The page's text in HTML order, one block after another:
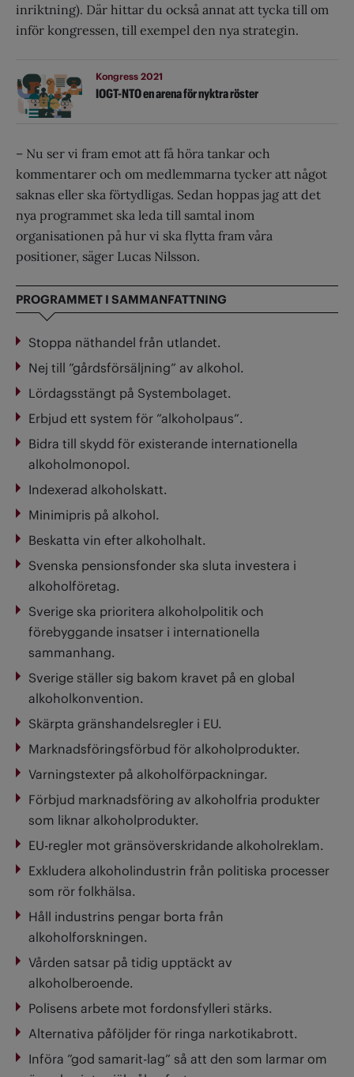
inriktning). Där hittar du också annat att tycka till om
inför kongressen, till exempel den nya strategin.
Kongress 2021
IOGT-NTO en arena för nyktra röster
– Nu ser vi fram emot att få höra tankar och
kommentarer och om medlemmarna tycker att något
saknas eller ska förtydligas. Sedan hoppas jag att det
nya programmet ska leda till samtal inom
organisationen på hur vi ska flytta fram våra
positioner, säger Lucas Nilsson.
PROGRAMMET I SAMMANFATTNING
Stoppa näthandel från utlandet.
Nej till ”gårdsförsäljning” av alkohol.
Lördagsstängt på Systembolaget.
Erbjud ett system för ”alkoholpaus”.
Bidra till skydd för existerande internationella
alkoholmonopol.
Indexerad alkoholskatt.
Minimipris på alkohol.
Beskatta vin efter alkoholhalt.
Svenska pensionsfonder ska sluta investera i
alkoholföretag.
Sverige ska prioritera alkoholpolitik och
förebyggande insatser i internationella
sammanhang.
Sverige ställer sig bakom kravet på en global
alkoholkonvention.
Skärpta gränshandelsregler i EU.
Marknadsföringsförbud för alkoholprodukter.
Varningstexter på alkoholförpackningar.
Förbjud marknadsföring av alkoholfria produkter
som liknar alkoholprodukter.
EU-regler mot gränsöverskridande alkoholreklam.
Exkludera alkoholindustrin från politiska processer
som rör folkhälsa.
Håll industrins pengar borta från
alkoholforskningen.
Vården satsar på tidig upptäckt av
alkoholberoende.
Polisens arbete mot fordonsfylleri stärks.
Alternativa påföljder för ringa narkotikabrott.
Införa ”god samarit-lag” så att den som larmar om